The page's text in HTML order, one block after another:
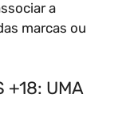
a
marcas ou
+18: UMA